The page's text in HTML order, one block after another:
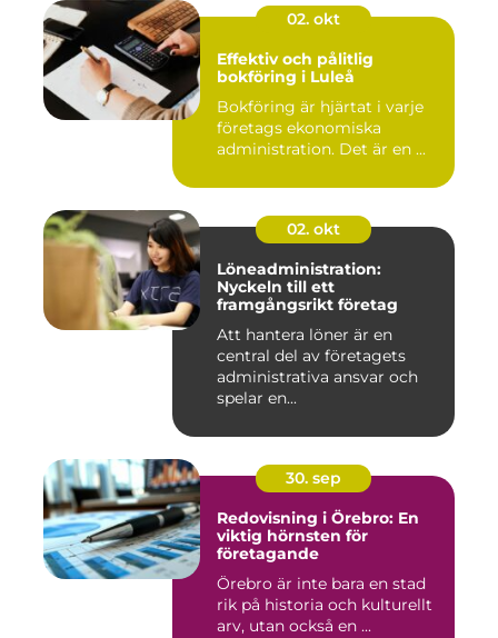
02. okt
Effektiv och pålitlig
bokföring i Luleå
Bokföring är hjärtat i varje
företags ekonomiska
administration. Det är en ...
02. okt
Löneadministration:
Nyckeln till ett
framgångsrikt företag
Att hantera löner är en
central del av företagets
administrativa ansvar och
spelar en...
30. sep
Redovisning i Örebro: En
viktig hörnsten för
företagande
Örebro är inte bara en stad
rik på historia och kulturellt
arv, utan också en ...